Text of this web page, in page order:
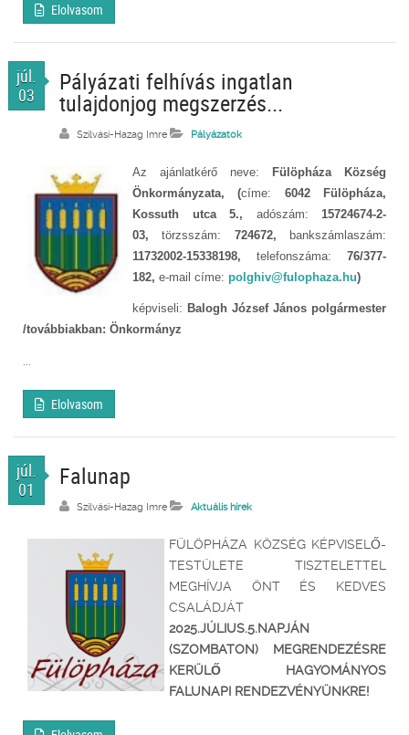
Elolvasom
júl.
03
Pályázati felhívás ingatlan
tulajdonjog megszerzés...
Szilvási-Hazag Imre Pályázatok
Az ajánlatkérő neve: Fülöpháza Község
Önkormányzata, (címe: 6042 Fülöpháza,
Kossuth utca 5., adószám: 15724674-2-
03,törzsszám: 724672,
bankszámlaszám:
11732002-15338198, telefonszáma: 76/377-
182, e-mail címe: polghiv@fulophaza.hu)
képviseli: Balogh József János polgármester
/továbbiakban: Önkormányz
Elolvasom
júl.
01
Falunap
Szilvási-Hazag Imre Aktuális hírek
FÜLÖPHÁZA KÖZSÉG KÉPVISELŐ-
TESTÜLETE TISZTELETTEL
MEGHÍVJA ÖNT ÉS KEDVES
CSALÁDJÁT
2025.JÚLIUS.5.NAPJÁN
(SZOMBATON) MEGRENDEZÉSRE
KERÜLŐ HAGYOMÁNYOS
FALUNAPI RENDEZVÉNYÜNKRE!